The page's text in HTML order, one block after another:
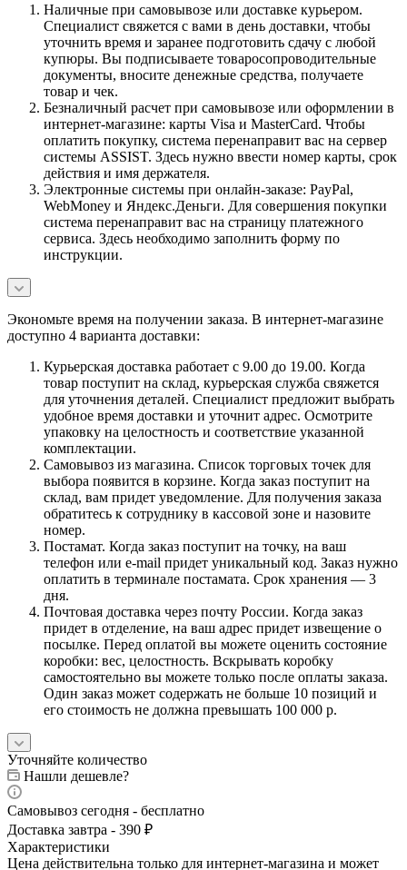
Наличные при самовывозе или доставке курьером.
Специалист свяжется с вами в день доставки, чтобы
уточнить время и заранее подготовить сдачу с любой
купюры. Вы подписываете товаросопроводительные
документы, вносите денежные средства, получаете
товар и чек.
Безналичный расчет при самовывозе или оформлении в
интернет-магазине: карты Visa и MasterCard. Чтобы
оплатить покупку, система перенаправит вас на сервер
системы ASSIST. Здесь нужно ввести номер карты, срок
действия и имя держателя.
Электронные системы при онлайн-заказе: PayPal,
WebMoney и Яндекс.Деньги. Для совершения покупки
система перенаправит вас на страницу платежного
сервиса. Здесь необходимо заполнить форму по
инструкции.
Экономьте время на получении заказа. В интернет-магазине
доступно 4 варианта доставки:
Курьерская доставка работает с 9.00 до 19.00. Когда
товар поступит на склад, курьерская служба свяжется
для уточнения деталей. Специалист предложит выбрать
удобное время доставки и уточнит адрес. Осмотрите
упаковку на целостность и соответствие указанной
комплектации.
Самовывоз из магазина. Список торговых точек для
выбора появится в корзине. Когда заказ поступит на
склад, вам придет уведомление. Для получения заказа
обратитесь к сотруднику в кассовой зоне и назовите
номер.
Постамат. Когда заказ поступит на точку, на ваш
телефон или e-mail придет уникальный код. Заказ нужно
оплатить в терминале постамата. Срок хранения — 3
дня.
Почтовая доставка через почту России. Когда заказ
придет в отделение, на ваш адрес придет извещение о
посылке. Перед оплатой вы можете оценить состояние
коробки: вес, целостность. Вскрывать коробку
самостоятельно вы можете только после оплаты заказа.
Один заказ может содержать не больше 10 позиций и
его стоимость не должна превышать 100 000 р.
Уточняйте количество
Нашли дешевле?
Самовывоз сегодня - бесплатно
Доставка завтра - 390 ₽
Характеристики
Цена действительна только для интернет-магазина и может